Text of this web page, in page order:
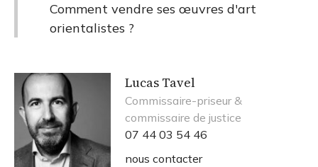
Comment vendre ses œuvres d'art
orientalistes ?
Lucas Tavel
Commissaire-priseur &
commissaire de justice
07 44 03 54 46
nous contacter